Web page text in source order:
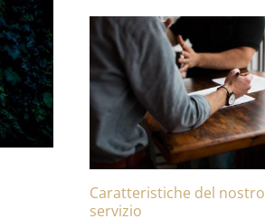
Caratteristiche del nostro
servizio